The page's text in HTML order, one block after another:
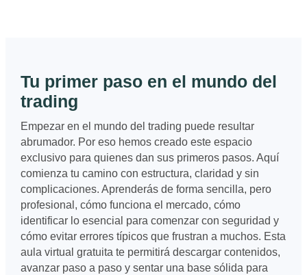
Tu primer paso en el mundo del
trading
Empezar en el mundo del trading puede resultar
abrumador. Por eso hemos creado este espacio
exclusivo para quienes dan sus primeros pasos. Aquí
comienza tu camino con estructura, claridad y sin
complicaciones. Aprenderás de forma sencilla, pero
profesional, cómo funciona el mercado, cómo
identificar lo esencial para comenzar con seguridad y
cómo evitar errores típicos que frustran a muchos. Esta
aula virtual gratuita te permitirá descargar contenidos,
avanzar paso a paso y sentar una base sólida para